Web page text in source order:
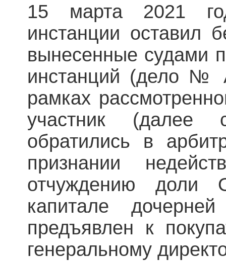
15 марта 2021
инстанции оставил
вынесенные судами
инстанций (дело №
рамках
участник (далее
обратились в
признании
отчуждению доли
капитале
предъявлен к
генеральному